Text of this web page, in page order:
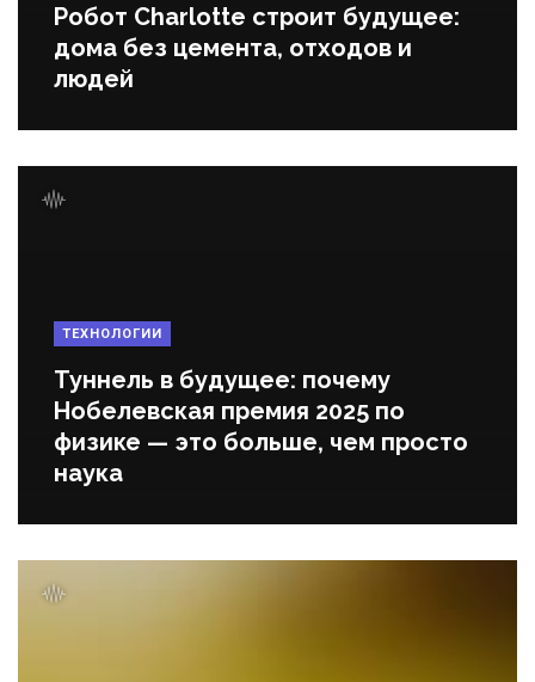
Робот Charlotte строит будущее:
дома без цемента, отходов и
людей
ТЕХНОЛОГИИ
Туннель в будущее: почему
Нобелевская премия 2025 по
физике — это больше, чем просто
наука